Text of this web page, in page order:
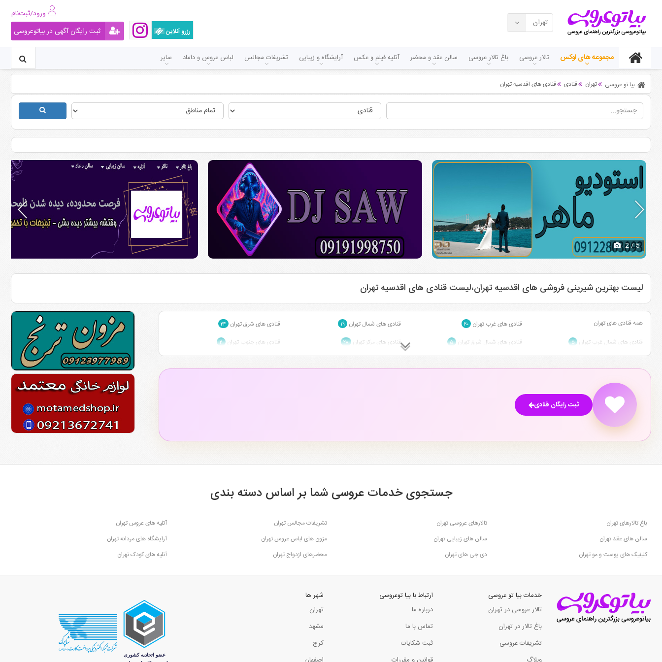
تهران
رزرو آنلاین
ثبت رایگان آگهی در بیاتوعروسی
مجموعه های لوکس تالار عروسی باغ تالار عروسی سالن عقد و محضر آتلیه فیلم و عکس آرایشگاه و زیبایی تشریفات مجالس لباس عروس و داماد سایر
بیا تو عروسی تهران قنادی قنادی های اقدسیه تهران
2/ 5
لیست بهترین شیرینی فروشی های اقدسیه تهران،لیست قنادی های اقدسیه تهران
همه قنادی های تهران قنادی های غرب تهران ۲۰ قنادی های شمال تهران ۱۹ قنادی های شرق تهران ۲۴
قنادی های شمال غرب تهران ۵ قنادی های شمال شرق تهران ۵ قنادی های مرکز تهران ۲۸ قنادی های جنوب تهران ۲
ثبت رایگان قنادی
جستجوی خدمات عروسی شما بر اساس دسته بندی
باغ تالارهای تهران تالارهای عروسی تهران تشریفات مجالس تهران
آتلیه های عروس تهران
سالن های عقد تهران
سالن های زیبایی تهران مزون های لباس عروس تهران
آرایشگاه های مردانه تهران
کلینیک های پوست و مو تهران
دی جی های تهران محضرهای ازدواج تهران آتلیه های کودک تهران
خدمات بیا تو عروسی
تالار عروسی در تهران
باغ تالار در تهران
تشریفات عروسی
ارتباط با بیا توعروسی
درباره ما
تماس با ما
ثبت شکایات
شهر ها
تهران
مشهد
کرج